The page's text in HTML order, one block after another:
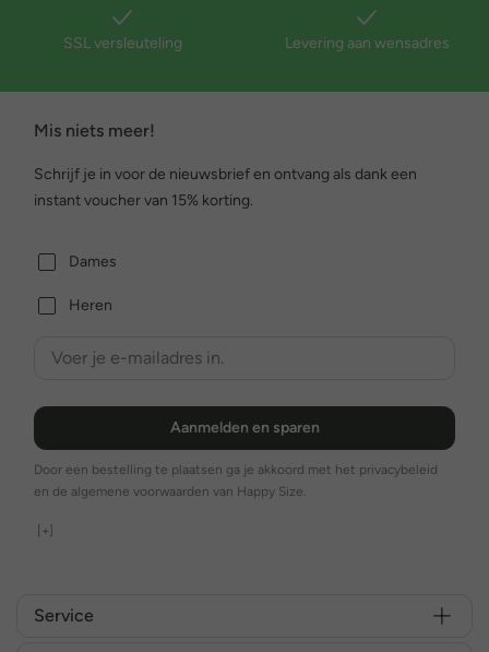
SSL versleuteling Levering aan wensadres
Mis niets meer!
Schrijf je in voor de nieuwsbrief en ontvang als dank een
instant voucher van 15% korting.
Dames
Heren
Aanmelden en sparen
Door een bestelling te plaatsen ga je akkoord met het privacybeleid
en de algemene voorwaarden van Happy Size.
[+]
Service